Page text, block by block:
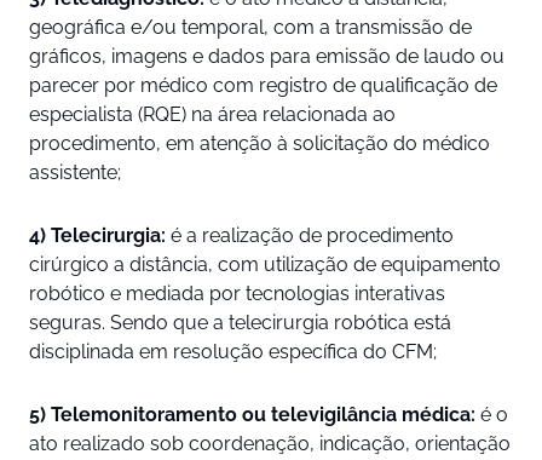
geográfica e/ou temporal, com a transmissão de
gráficos, imagens e dados para emissão de laudo ou
parecer por médico com registro de qualificação de
especialista (RQE) na área relacionada ao
procedimento, em atenção à solicitação do médico
assistente;
4) Telecirurgia: é a realização de procedimento
cirúrgico a distância, com utilização de equipamento
robótico e mediada por tecnologias interativas
seguras. Sendo que a telecirurgia robótica está
disciplinada em resolução específica do CFM;
5) Telemonitoramento ou televigilância médica: é o
ato realizado sob coordenação, indicação, orientação